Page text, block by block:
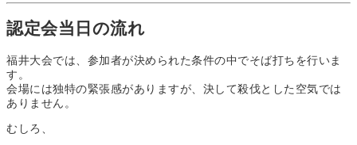
認定会当日の流れ
福井大会では、参加者が決められた条件の中でそば打ちを行いま
す。
会場には独特の緊張感がありますが、決して殺伐とした空気では
ありません。
むしろ、